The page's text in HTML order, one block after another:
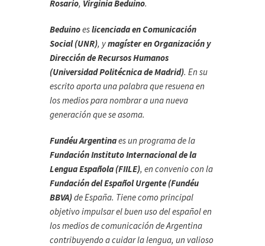
Rosario, Virginia Beduino.
Beduinoeslicenciada en Comunicación
Social (UNR), ymagíster en Organización y
Dirección de Recursos Humanos
(Universidad Politécnica de Madrid). En su
escrito aporta una palabra que resuena en
los medios para nombrar a una nueva
generación que se asoma.
Fundéu Argentinaes un programa de la
Fundación Instituto Internacional de la
Lengua Española (FIILE), en convenio con la
Fundación del Español Urgente (Fundéu
BBVA)de España. Tiene como principal
objetivo impulsar el buen uso del español en
los medios de comunicación de Argentina
contribuyendo a cuidar la lengua, un valioso